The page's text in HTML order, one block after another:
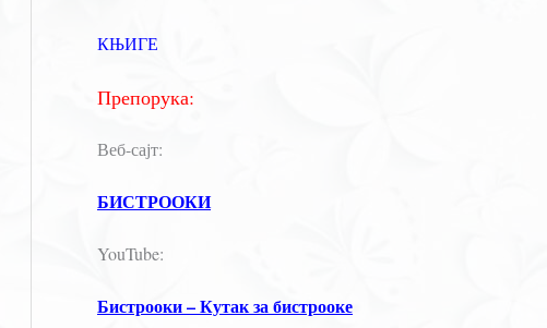
КЊИГЕ
Препорука:
Веб-сајт:
БИСТРООКИ
YouTube:
Бистрооки – Кутак за бистрооке